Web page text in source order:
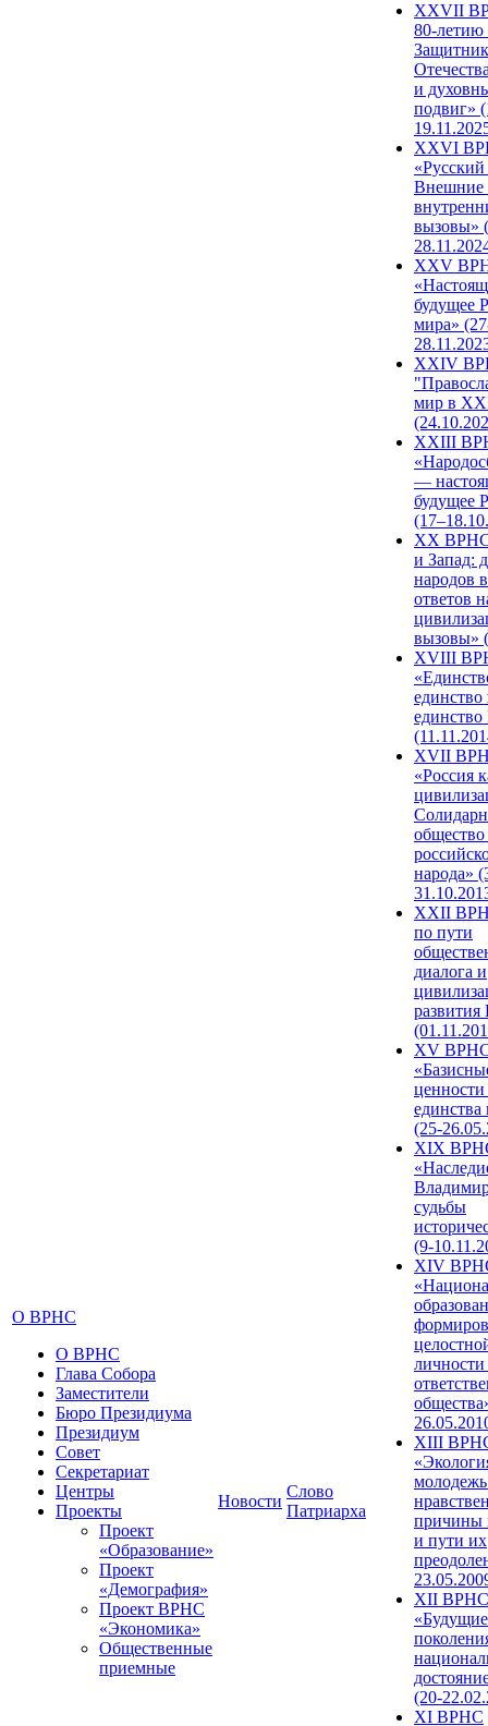
О ВРНС
О ВРНС
Глава Собора
Заместители
Бюро Президиума
Президиум
Совет
Секретариат
Центры
Проекты
Проект
«Образование»
Проект
«Демография»
Проект ВРНС
«Экономика»
Общественные
приемные
Новости
Слово
Патриарха
ХХVII
80-
и
подвиг»
XXVI
Внешние
вызовы»
XXV
будущее
мира»
XXIV
мир в
XXIII
—
будущее
XX ВРНС
и Запад:
народов
ответов
вызовы»
XVIII
единство
единство
XVII
«Россия
народа»
XXII
по пути
диалога и
развития
XV
единства
(25-
XIX
судьбы
(9-
XIV
XIII
причины
и пути их
XII ВРНС
«Будущие
(20-
XI ВРНС